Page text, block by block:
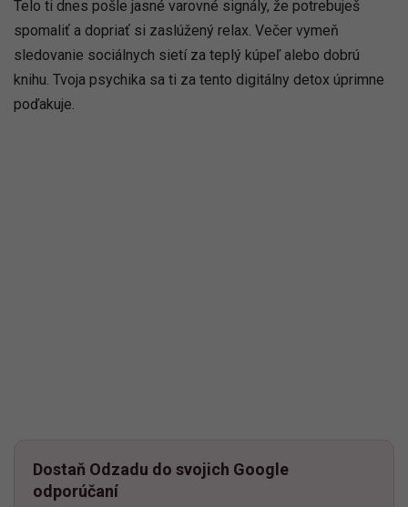
Telo ti dnes pošle jasné varovné signály, že potrebuješ
spomaliť a dopriať si zaslúžený relax. Večer vymeň
sledovanie sociálnych sietí za teplý kúpeľ alebo dobrú
knihu. Tvoja psychika sa ti za tento digitálny detox úprimne
poďakuje.
Dostaň Odzadu do svojich Google
odporúčaní